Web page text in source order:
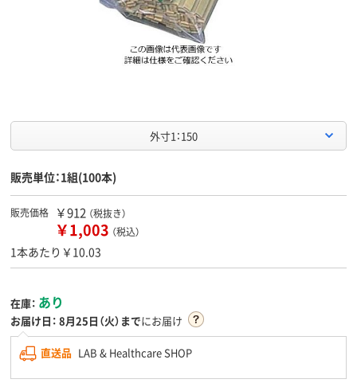
外寸1：150
販売単位：1組(100本)
販売価格 ￥912 （税抜き）
￥1,003 （税込）
1本あたり￥10.03
在庫： あり
お届け日： 8月25日（火）までにお届け
直送品 LAB & Healthcare SHOP